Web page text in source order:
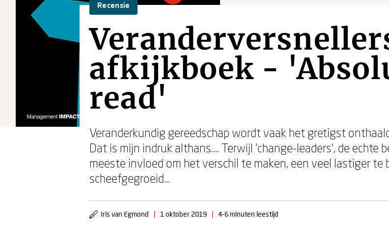
Recensie
afkijkboek -
read'
Veranderkundig gereedschap wordt vaak het gretigst
Dat is mijn indruk althans.... Terwijl ‘change-leaders', de echte
meeste invloed om het verschil te maken, een veel lastiger
scheefgegroeid...
Iris van Egmond | 1 oktober 2019 | 4-6 minuten leestijd